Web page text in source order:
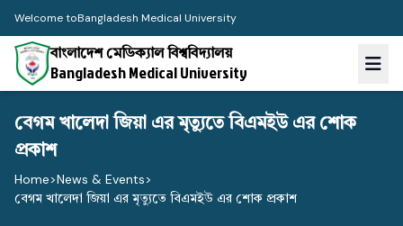
Welcome toBangladesh Medical University
বাংলাদেশ মেডিক্যাল বিশ্ববিদ্যালয়
Bangladesh Medical University
বেগম খালেদা জিয়া এর মৃত্যুতে বিএমইউ এর শোক
প্রকাশ
Home>News & Events>
বেগম খালেদা জিয়া এর মৃত্যুতে বিএমইউ এর শোক প্রকাশ